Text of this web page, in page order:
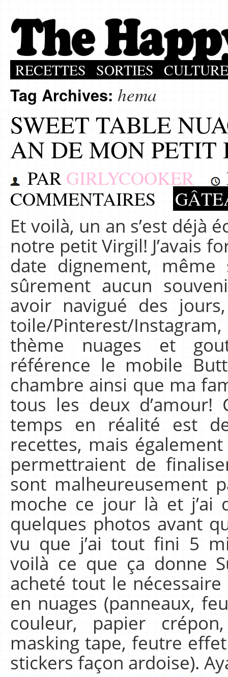
RECETTES SORTIES CULTURE
Tag Archives: hema
SWEET TABLE
AN DE MON PETIT
PAR GIRLYCOOKER
COMMENTAIRES
Et voilà, un an s’est déjà
notre petit Virgil! J’avais
date dignement, même
sûrement aucun
avoir navigué des
toile/Pinterest/
thème nuages et
référence le mobile
chambre ainsi que ma
tous les deux
temps en réalité est
recettes, mais
permettraient de
sont malheureusement
moche ce jour là et j’ai
quelques photos avant
vu que j’ai tout fini 5
voilà ce que ça donne
acheté tout le
en nuages (panneaux,
couleur, papier
masking tape, feutre
stickers façon ardoise).